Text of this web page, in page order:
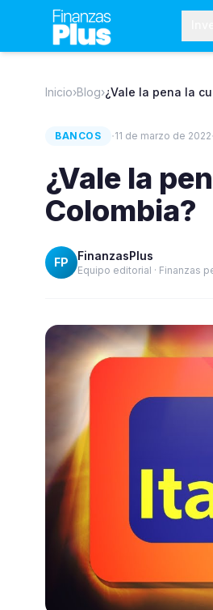
Inicio›Blog›¿Vale la pena la
BANCOS ·11 de marzo de 2022·
¿Vale la
Colombia?
FP FinanzasPlus
Equipo editorial · Finanzas